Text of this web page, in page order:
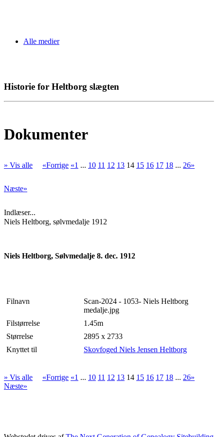
Alle medier
Historie for Heltborg slægten
Dokumenter
» Vis alle «Forrige «1 ... 10 11 12 13 14 15 16 17 18 ... 26»
Næste»
Indlæser...
Niels Heltborg, sølvmedalje 1912
Niels Heltborg, Sølvmedalje 8. dec. 1912
Filnavn
Scan-2024 - 1053- Niels Heltborg
medalje.jpg
Filstørrelse
1.45m
Størrelse
2895 x 2733
Knyttet til
Skovfoged Niels Jensen Heltborg
» Vis alle «Forrige «1 ... 10 11 12 13 14 15 16 17 18 ... 26»
Næste»